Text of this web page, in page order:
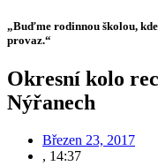
„Buďme rodinnou školou,
provaz.“
Okresní kolo
Nýřanech
Březen 23, 2017
, 14:37